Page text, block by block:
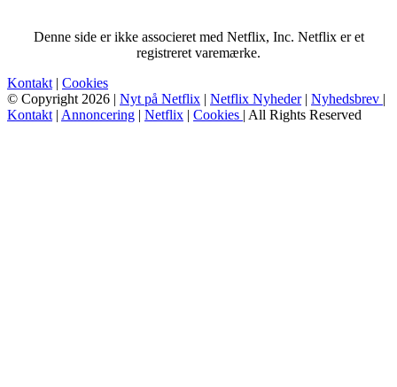
Denne side er ikke associeret med Netflix, Inc. Netflix er et
registreret varemærke.
Kontakt | Cookies
© Copyright 2026 | Nyt på Netflix | Netflix Nyheder| Nyhedsbrev |
Kontakt | Annoncering | Netflix | Cookies | All Rights Reserved